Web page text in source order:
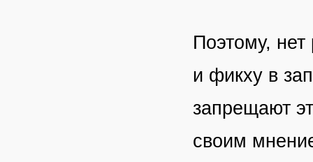
Поэтому,
и фикху в
запрещают
своим